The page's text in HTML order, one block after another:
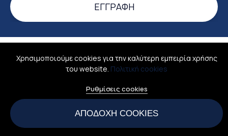
ΕΓΓΡΑΦΉ
Σύνδεση Σχετικά Όροι χρήσης
Επικοινωνία
Ellinismosonline - Ψηφιακός Ελληνισμός
Χρησιμοποιούμε cookies για την καλύτερη εμπειρία χρήσης
του website. Πολιτική cookies
Ρυθμίσεις cookies
ΑΠΟΔΟΧΉ COOKIES